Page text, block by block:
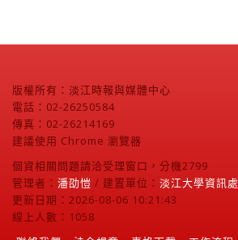
版權所有：淡江時報與媒體中心
電話：02-26250584
傳真：02-26214169
建議使用 Chrome 瀏覽器
個資相關問題請洽受理窗口，分機2799
管理者： 潘劭愷 / 建置單位： 淡江大學資訊處
更新日期：2026-08-06 10:21:43
線上人數：1058